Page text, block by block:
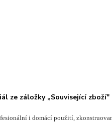
ze záložky „Související zboží"
i domácí použití,